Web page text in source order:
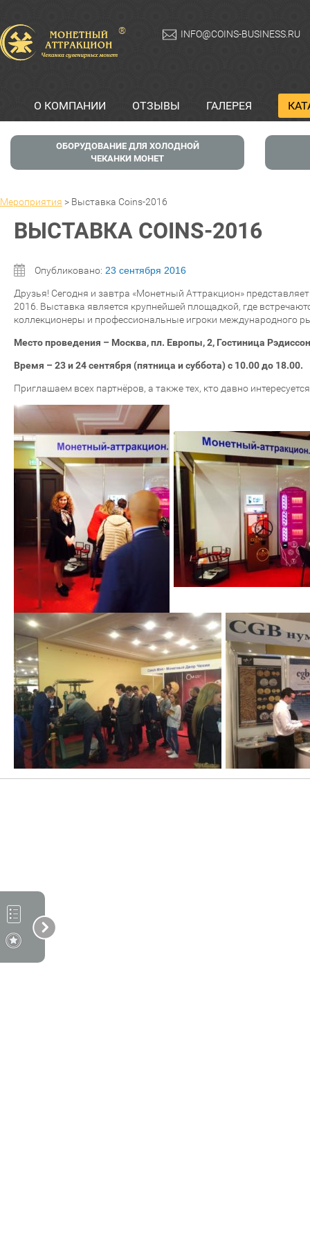
® INFO@COINS-BUSINESS.RU
О КОМПАНИИ ОТЗЫВЫ ГАЛЕРЕЯ
ОБОРУДОВАНИЕ ДЛЯ ХОЛОДНОЙ
ЧЕКАНКИ МОНЕТ
Мероприятия > Выставка Coins-2016
ВЫСТАВКА COINS-2016
Опубликовано: 23 сентября 2016
Друзья! Сегодня и завтра «Монетный Аттракцион»
2016. Выставка является крупнейшей площадкой, где
коллекционеры и профессиональные игроки международного
Место проведения – Москва, пл. Европы, 2, Гостиница
Время – 23 и 24 сентября (пятница и суббота) с 10.00 до 18.00.
Приглашаем всех партнёров, а также тех, кто давно